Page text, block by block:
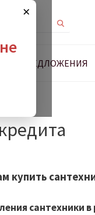
×
ПРЕДЛОЖЕНИЯ
купить
сантехники в